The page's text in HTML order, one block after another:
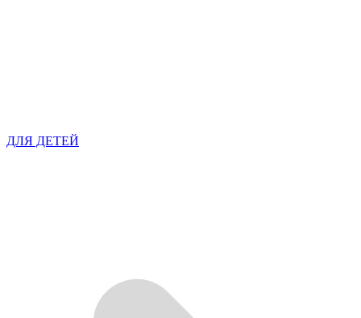
ДЛЯ ДЕТЕЙ